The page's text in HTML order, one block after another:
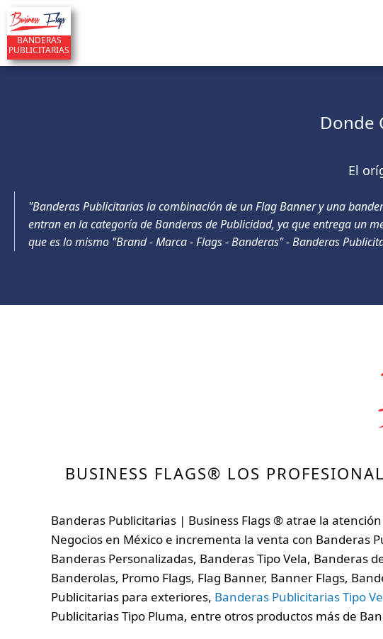
BANDERAS
PUBLICITARIAS
Donde
El
"Banderas Publicitarias la combinación de un Flag Banner y una
entran en la categoría de Banderas de Publicidad, ya que entrega un
que es lo mismo "Brand - Marca - Flags - Banderas" - Banderas
BUSINESS FLAGS® LOS
Banderas Publicitarias | Business Flags ® atrae la
Negocios en México e incrementa la venta con Banderas
Banderas Personalizadas, Banderas Tipo Vela, Banderas
Banderolas, Promo Flags, Flag Banner, Banner Flags,
Publicitarias para exteriores, Banderas Publicitarias Tipo
Publicitarias Tipo Pluma, entre otros productos más de